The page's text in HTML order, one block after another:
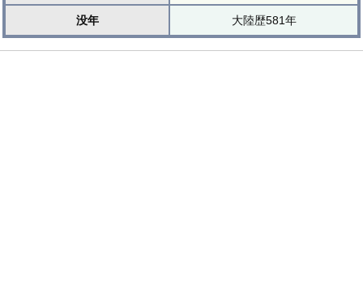
没年 大陸歴581年